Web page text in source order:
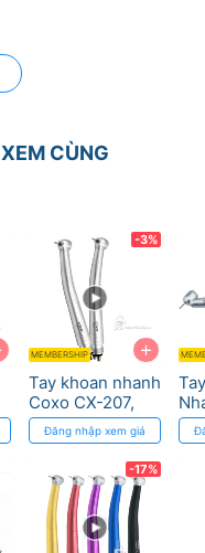
CÙNG
+
-3%
MEMBERSHIP
Tay khoan nhanh
Coxo CX-207,
Ceramic công
nghệ Đức
Đăng nhập xem giá
-17%
và